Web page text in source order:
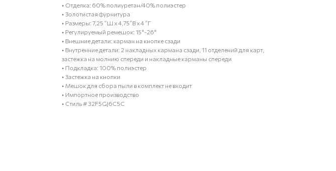
• Отделка: 60% полиуретан/40% полиэстер
• Золотистая фурнитура
• Размеры: 7,25 ”Ш x 4,75”В x 4 ”Г
• Регулируемый ремешок: 15"-26"
• Внешние детали: карман на кнопке сзади
• Внутренние детали: 2 накладных кармана сзади, 11 отделений для карт,
застежка на молнию спереди и накладные карманы спереди
• Подкладка: 100% полиэстер
• Застежка на кнопки
• Мешок для сбора пыли в комплект не входит
• Импортное производство
• Стиль # 32F5GJ6C5C